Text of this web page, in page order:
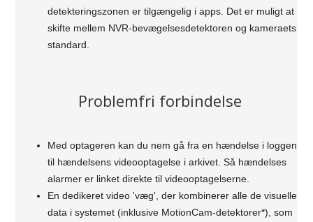
detekteringszonen er tilgængelig i apps. Det er muligt at
skifte mellem NVR-bevægelsesdetektoren og kameraets
standard.
Problemfri forbindelse
Med optageren kan du nem gå fra en hændelse i loggen
til hændelsens videooptagelse i arkivet. Så hændelses
alarmer er linket direkte til videooptagelserne.
En dedikeret video 'væg', der kombinerer alle de visuelle
data i systemet (inklusive MotionCam-detektorer*), som